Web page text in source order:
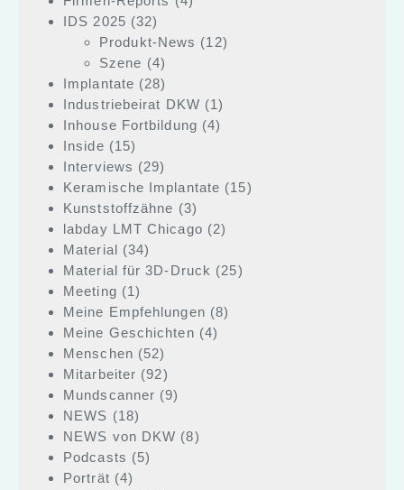
IDS 2025 (32)
Produkt-News (12)
Szene (4)
Implantate (28)
Industriebeirat DKW (1)
Inhouse Fortbildung (4)
Inside (15)
Interviews (29)
Keramische Implantate (15)
Kunststoffzähne (3)
labday LMT Chicago (2)
Material (34)
Material für 3D-Druck (25)
Meeting (1)
Meine Empfehlungen (8)
Meine Geschichten (4)
Menschen (52)
Mitarbeiter (92)
Mundscanner (9)
NEWS (18)
NEWS von DKW (8)
Podcasts (5)
Porträt (4)